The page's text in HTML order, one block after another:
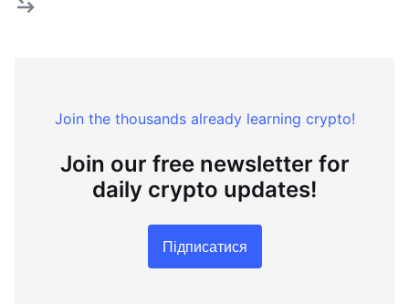
Join the thousands already learning crypto!
Join our free newsletter for
daily crypto updates!
Підписатися